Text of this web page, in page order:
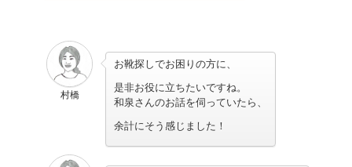
村橋
お靴探しでお困りの方に、
是非お役に立ちたいですね。
和泉さんのお話を伺っていたら、
余計にそう感じました！